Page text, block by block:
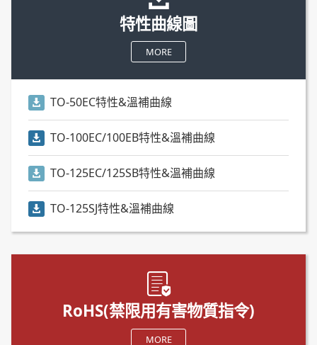
特性曲線圖
MORE
TO-50EC特性&溫補曲線
TO-100EC/100EB特性&溫補曲線
TO-125EC/125SB特性&溫補曲線
TO-125SJ特性&溫補曲線
RoHS(禁限用有害物質指令)
MORE